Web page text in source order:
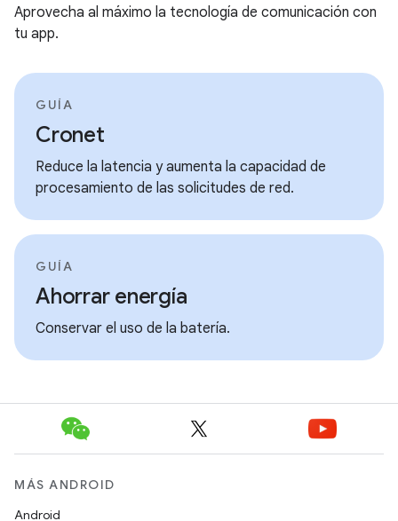
Aprovecha al máximo la tecnología de comunicación con
tu app.
GUÍA
Cronet
Reduce la latencia y aumenta la capacidad de
procesamiento de las solicitudes de red.
GUÍA
Ahorrar energía
Conservar el uso de la batería.
MÁS ANDROID
Android